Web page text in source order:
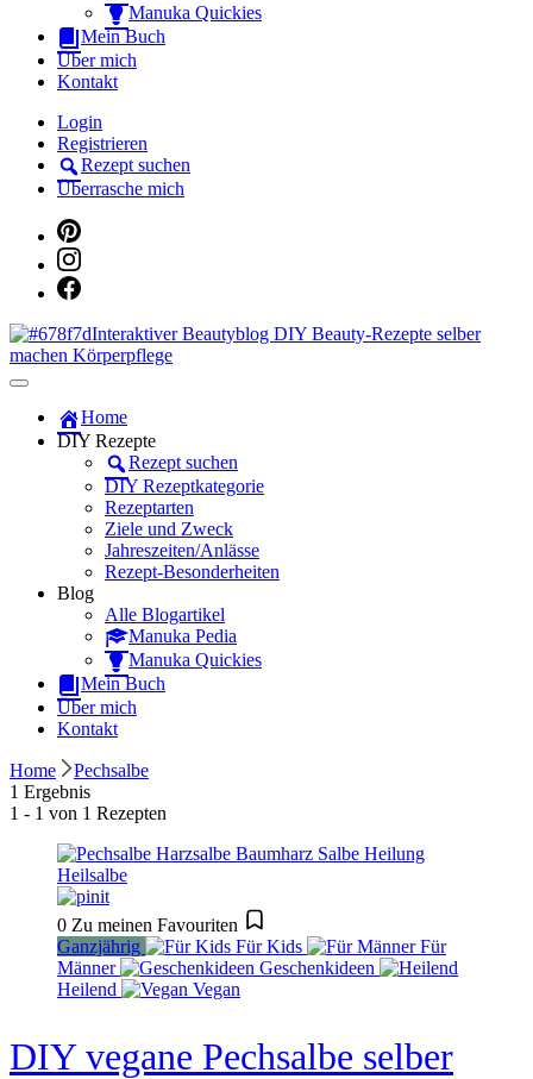
Manuka Quickies
Mein Buch
Über mich
Kontakt
Login
Registrieren
Rezept suchen
Überrasche mich
Manuka Magic – Natürlich schön:
Dein interaktiver DIY Beautyblog
Home
DIY Rezepte
Rezept suchen
DIY Rezeptkategorie
Rezeptarten
Ziele und Zweck
Jahreszeiten/Anlässe
Rezept-Besonderheiten
Blog
Alle Blogartikel
Manuka Pedia
Manuka Quickies
Mein Buch
Über mich
Kontakt
Home
Pechsalbe
1 Ergebnis
1 - 1 von 1 Rezepten
0 Zu meinen Favouriten
Ganzjährig
Für Kids
Für
Männer
Geschenkideen
Heilend
Vegan
DIY vegane Pechsalbe selber